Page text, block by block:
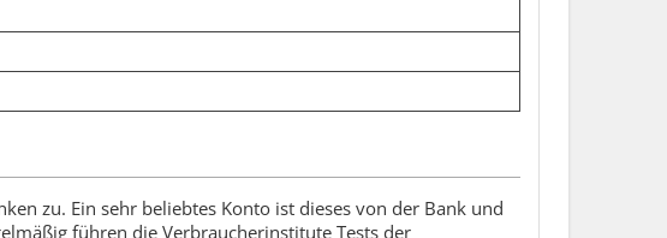
zu. Ein sehr beliebtes Konto ist dieses von der Bank und
führen die Verbraucherinstitute Tests der